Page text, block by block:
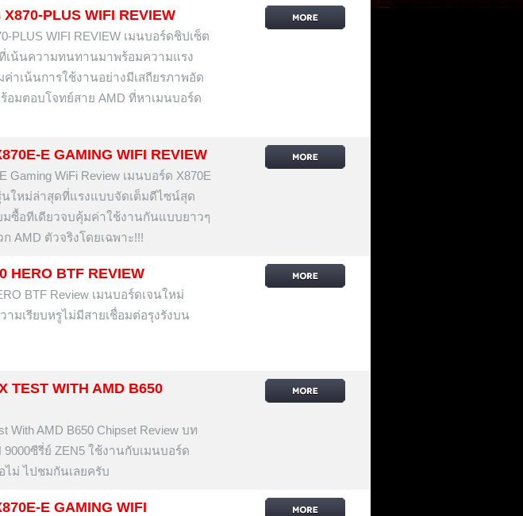
PLUS WIFI REVIEW
PLUS WIFI REVIEW เมนบอร์ดชิปเซ็ต
ที่เน้นความทนทานมาพร้อมความแรง
าเน้นการใช้งานอย่างมีเสถียรภาพอัด
มตอบโจทย์สาย AMD ที่หาเมนบอร์ด
E GAMING WIFI REVIEW
Gaming WiFi Review เมนบอร์ด X870E
นใหม่ล่าสุดที่แรงแบบจัดเต็มดีไซน์สุด
มซื้อทีเดียวจบคุ้มค่าใช้งานกันแบบยาวๆ
AMD ตัวจริงโดยเฉพาะ!!!
HERO BTF REVIEW
BTF Review เมนบอร์ดเจนใหม่
มเรียบหรูไม่มีสายเชื่อมต่อรุงรังบน
TEST WITH AMD B650
With AMD B650 Chipset Review บท
ซีรี่ย์ ZEN5 ใช้งานกับเมนบอร์ด
ไม่ ไปชมกันเลยครับ
E GAMING WIFI